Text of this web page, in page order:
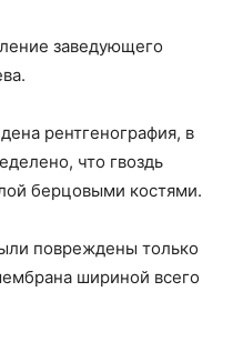
заведующего
рентгенография, в
что гвоздь
берцовыми костями.
повреждены только
шириной всего